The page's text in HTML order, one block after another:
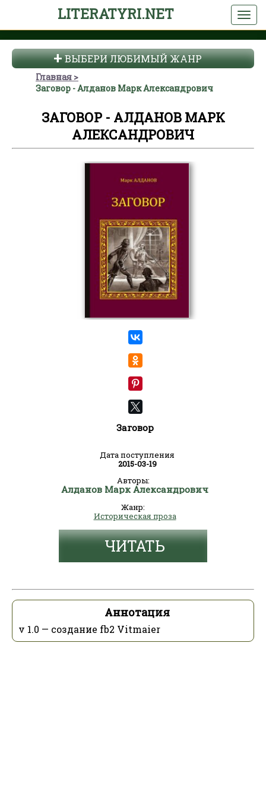
LITERATYRI.NET
ВЫБЕРИ ЛЮБИМЫЙ ЖАНР
Главная
Заговор - Алданов Марк Александрович
ЗАГОВОР - АЛДАНОВ МАРК
АЛЕКСАНДРОВИЧ
Заговор
Дата поступления
2015-03-19
Авторы:
Алданов Марк Александрович
Жанр:
Историческая проза
ЧИТАТЬ
Аннотация
v 1.0 — создание fb2 Vitmaier